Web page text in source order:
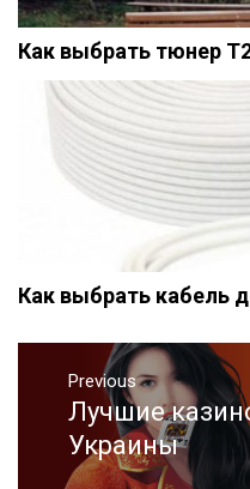
Как выбрать тюнер
Как выбрать кабель
Навигация
записям
Previous
Previous
post:
Лучшие
Украины